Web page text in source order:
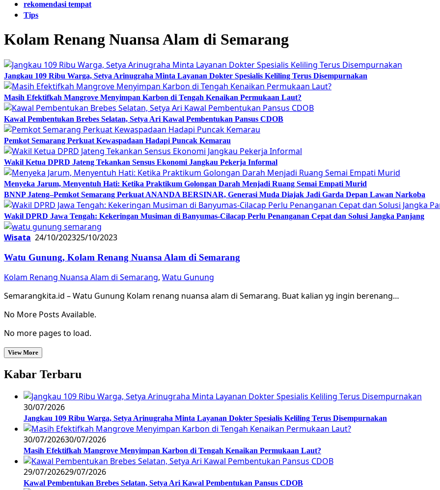
rekomendasi tempat
Tips
Kolam Renang Nuansa Alam di Semarang
Jangkau 109 Ribu Warga, Setya Arinugraha Minta Layanan Dokter Spesialis Keliling Terus Disempurnakan
Masih Efektifkah Mangrove Menyimpan Karbon di Tengah Kenaikan Permukaan Laut?
Kawal Pembentukan Brebes Selatan, Setya Ari Kawal Pembentukan Pansus CDOB
Pemkot Semarang Perkuat Kewaspadaan Hadapi Puncak Kemarau
Wakil Ketua DPRD Jateng Tekankan Sensus Ekonomi Jangkau Pekerja Informal
Menyeka Jarum, Menyentuh Hati: Ketika Praktikum Golongan Darah Menjadi Ruang Semai Empati Murid
BNNP Jateng–Pemkot Semarang Perkuat ANANDA BERSINAR, Generasi Muda Diajak Jadi Garda Depan Lawan Narkoba
Wakil DPRD Jawa Tengah: Kekeringan Musiman di Banyumas-Cilacap Perlu Penanganan Cepat dan Solusi Jangka Panjang
Wisata 24/10/202325/10/2023
Watu Gunung, Kolam Renang Nuansa Alam di Semarang
Kolam Renang Nuansa Alam di Semarang, Watu Gunung
Semarangkita.id – Watu Gunung Kolam renang nuansa alam di Semarang. Buat kalian yg ingin berenang…
No More Posts Available.
No more pages to load.
View More
Kabar Terbaru
30/07/2026
Jangkau 109 Ribu Warga, Setya Arinugraha Minta Layanan Dokter Spesialis Keliling Terus Disempurnakan
30/07/202630/07/2026
Masih Efektifkah Mangrove Menyimpan Karbon di Tengah Kenaikan Permukaan Laut?
29/07/202629/07/2026
Kawal Pembentukan Brebes Selatan, Setya Ari Kawal Pembentukan Pansus CDOB